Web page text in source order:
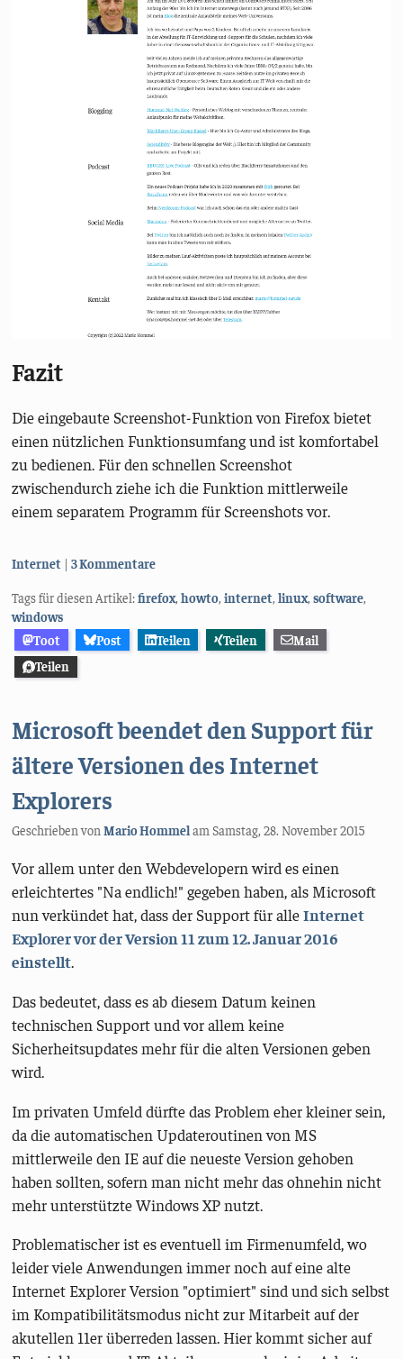
Fazit
Die eingebaute Screenshot-Funktion von Firefox bietet
einen nützlichen Funktionsumfang und ist komfortabel
zu bedienen. Für den schnellen Screenshot
zwischendurch ziehe ich die Funktion mittlerweile
einem separatem Programm für Screenshots vor.
Kategorien:
Internet 3 Kommentare
Tags für diesen Artikel:firefox,howto,internet,linux,software,
windows
Toot
Post Teilen Teilen
Mail
Teilen
Microsoft beendet den Support für
ältere Versionen des Internet
Explorers
Geschrieben vonMario HommelamSamstag, 28. November 2015
Vor allem unter den Webdevelopern wird es einen
erleichtertes "Na endlich!" gegeben haben, als Microsoft
nun verkündet hat, dass der Support für alleInternet
Explorer vor der Version 11 zum 12. Januar 2016
einstellt.
Das bedeutet, dass es ab diesem Datum keinen
technischen Support und vor allem keine
Sicherheitsupdates mehr für die alten Versionen geben
wird.
Im privaten Umfeld dürfte das Problem eher kleiner sein,
da die automatischen Updateroutinen von MS
mittlerweile den IE auf die neueste Version gehoben
haben sollten, sofern man nicht mehr das ohnehin nicht
mehr unterstützte Windows XP nutzt.
Problematischer ist es eventuell im Firmenumfeld, wo
leider viele Anwendungen immer noch auf eine alte
Internet Explorer Version "optimiert" sind und sich selbst
im Kompatibilitätsmodus nicht zur Mitarbeit auf der
akutellen 11er überreden lassen. Hier kommt sicher auf